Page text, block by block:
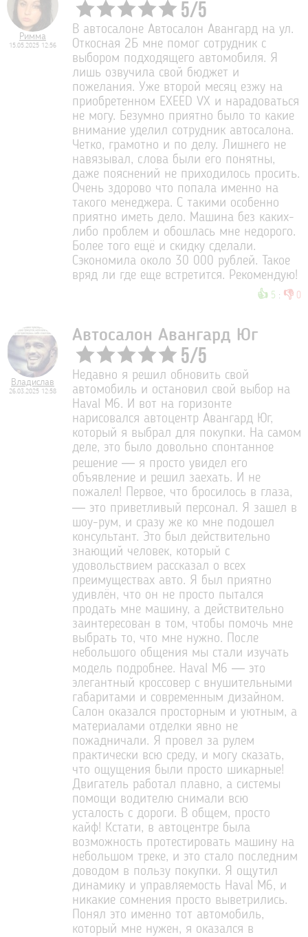
Римма
15.05.2025 12:56
5/5
В автосалоне Автосалон Авангард на ул.
Откосная 2Б мне помог сотрудник с
выбором подходящего автомобиля. Я
лишь озвучила свой бюджет и
пожелания. Уже второй месяц езжу на
приобретенном EXEED VX и нарадоваться
не могу. Безумно приятно было то какие
внимание уделил сотрудник автосалона.
Четко, грамотно и по делу. Лишнего не
навязывал, слова были его понятны,
даже пояснений не приходилось просить.
Очень здорово что попала именно на
такого менеджера. С такими особенно
приятно иметь дело. Машина без каких-
либо проблем и обошлась мне недорого.
Более того ещё и скидку сделали.
Сэкономила около 30 000 рублей. Такое
вряд ли где еще встретится. Рекомендую!
👍 5 : 👎 0
Владислав
26.03.2025 12:58
Автосалон Авангард Юг
5/5
Недавно я решил обновить свой
автомобиль и остановил свой выбор на
Haval M6. И вот на горизонте
нарисовался автоцентр Авангард Юг,
который я выбрал для покупки. На самом
деле, это было довольно спонтанное
решение — я просто увидел его
объявление и решил заехать. И не
пожалел! Первое, что бросилось в глаза,
— это приветливый персонал. Я зашел в
шоу-рум, и сразу же ко мне подошел
консультант. Это был действительно
знающий человек, который с
удовольствием рассказал о всех
преимуществах авто. Я был приятно
удивлён, что он не просто пытался
продать мне машину, а действительно
заинтересован в том, чтобы помочь мне
выбрать то, что мне нужно. После
небольшого общения мы стали изучать
модель подробнее. Haval M6 — это
элегантный кроссовер с внушительными
габаритами и современным дизайном.
Салон оказался просторным и уютным, а
материалами отделки явно не
пожадничали. Я провел за рулем
практически всю среду, и могу сказать,
что ощущения были просто шикарные!
Двигатель работал плавно, а системы
помощи водителю снимали всю
усталость с дороги. В общем, просто
кайф! Кстати, в автоцентре была
возможность протестировать машину на
небольшом треке, и это стало последним
доводом в пользу покупки. Я ощутил
динамику и управляемость Haval M6, и
никакие сомнения просто выветрились.
Понял это именно тот автомобиль,
который мне нужен, я оказался в